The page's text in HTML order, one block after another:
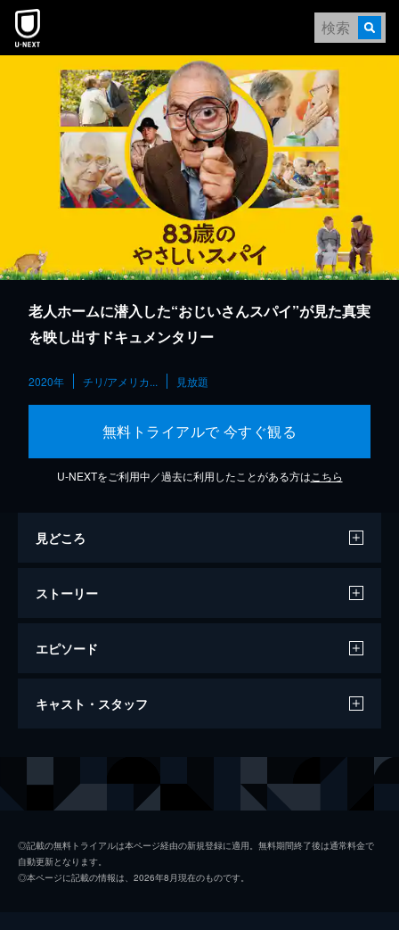
本文へスキップ
老人ホームに潜入した“おじいさんスパイ”が見た真実
を映し出すドキュメンタリー
2020年 チリ/アメリカ... 見放題
無料トライアルで 今すぐ観る
U-NEXTをご利用中／過去に利用したことがある方は こちら
見どころ
ストーリー
エピソード
83歳のやさしいスパイ
キャスト・スタッフ
◎記載の無料トライアルは本ページ経由の新規登録に適用。無料期間終了後は通常料金で
自動更新となります。
◎本ページに記載の情報は、2026年8月現在のものです。